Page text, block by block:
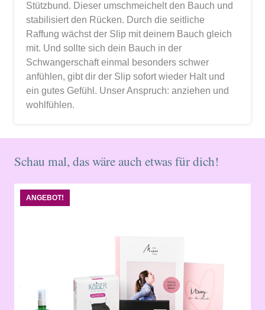
Stützbund. Dieser umschmeichelt den Bauch und
stabilisiert den Rücken. Durch die seitliche
Raffung wächst der Slip mit deinem Bauch gleich
mit. Und sollte sich dein Bauch in der
Schwangerschaft einmal besonders schwer
anfühlen, gibt dir der Slip sofort wieder Halt und
ein gutes Gefühl. Unser Anspruch: anziehen und
wohlfühlen.
Schau mal, das wäre auch etwas für dich!
ANGEBOT!